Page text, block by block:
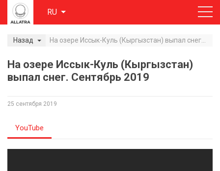
RU
Назад На озере Иссык-Куль (Кыргызстан) выпал снег. Сентябрь 2019
На озере Иссык-Куль (Кыргызстан)
выпал снег. Сентябрь 2019
25 сентября 2019
YouTube